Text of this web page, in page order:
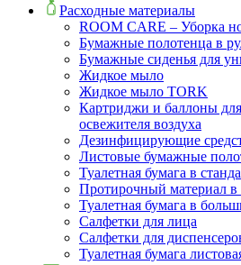
Расходные материалы
ROOM CARE – Уборка
Бумажные полотенца в
Бумажные сиденья для
Жидкое мыло
Жидкое мыло TORK
Картриджи и баллоны
освежителя воздуха
Дезинфицирующие
Листовые бумажные
Туалетная бумага в
Протирочный материал в
Туалетная бумага в
Салфетки для лица
Салфетки для
Туалетная бумага